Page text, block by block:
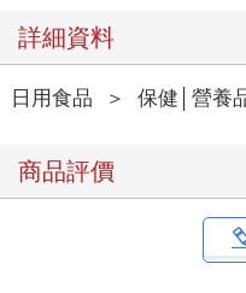
詳細資料
日用食品 ＞ 保健│營養
商品評價